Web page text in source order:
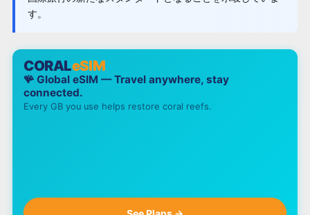
す。
CORALeSIM
🪸 Global eSIM — Travel anywhere, stay
connected.
Every GB you use helps restore coral reefs.